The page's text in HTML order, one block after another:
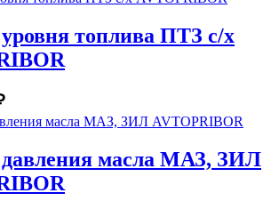
топлива ПТЗ с/х
масла МАЗ, ЗИЛ